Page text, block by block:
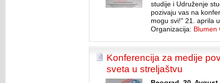
studije i Udruženje
pozivaju vas na
mogu svi!" 21. aprila
Organizacija: Blumen
Konferencija za medije
sveta u streljaštvu